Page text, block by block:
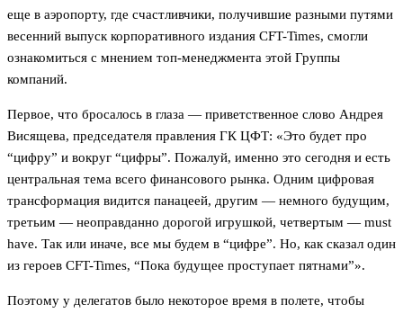
еще в аэропорту, где счастливчики, получившие разными путями
весенний выпуск корпоративного издания CFT-Times, смогли
ознакомиться с мнением топ-менеджмента этой Группы
компаний.
Первое, что бросалось в глаза — приветственное слово Андрея
Висящева, председателя правления ГК ЦФТ: «Это будет про
“цифру” и вокруг “цифры”. Пожалуй, именно это сегодня и есть
центральная тема всего финансового рынка. Одним цифровая
трансформация видится панацеей, другим — немного будущим,
третьим — неоправданно дорогой игрушкой, четвертым — must
have. Так или иначе, все мы будем в “цифре”. Но, как сказал один
из героев CFT-Times, “Пока будущее проступает пятнами”».
Поэтому у делегатов было некоторое время в полете, чтобы